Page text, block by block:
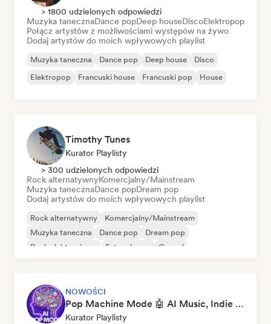
> 1800 udzielonych odpowiedzi
Muzyka tanecznaDance popDeep houseDiscoElektropop
Połącz artystów z możliwościami występów na żywo
Dodaj artystów do moich wpływowych playlist
Muzyka taneczna Dance pop Deep house
Disco
Elektropop
Francuski house Francuski pop House
Timothy Tunes
Kurator Playlisty
> 300 udzielonych odpowiedzi
Rock alternatywnyKomercjalny/Mainstream
Muzyka tanecznaDance popDream pop
Dodaj artystów do moich wpływowych playlist
Rock alternatywny
Komercjalny/Mainstream
Muzyka taneczna
Dance pop
Dream pop
Rock elektroniczny
Future house Gospel
NOWOŚCI
Pop Machine Mode 🤖 AI Music, Indie Pop & Dream Pop
Kurator Playlisty